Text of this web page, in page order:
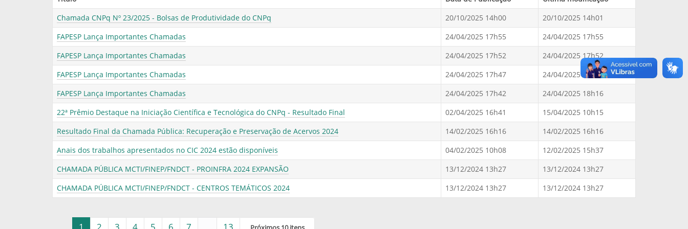
Chamada CNPq Nº 23/2025 - Bolsas de Produtividade do CNPq
20/10/2025 14h00
20/10/2025 14h01
FAPESP Lança Importantes Chamadas
24/04/2025 17h55
24/04/2025 17h55
FAPESP Lança Importantes Chamadas
24/04/2025 17h52
24/04/2025 17h52
FAPESP Lança Importantes Chamadas
24/04/2025 17h47
24/04/2025 17h47
FAPESP Lança Importantes Chamadas
24/04/2025 17h42
24/04/2025 18h16
22ª Prêmio Destaque na Iniciação Científica e Tecnológica do CNPq - Resultado Final
02/04/2025 16h41
15/04/2025 10h15
Resultado Final da Chamada Pública: Recuperação e Preservação de Acervos 2024
14/02/2025 16h16
14/02/2025 16h16
Anais dos trabalhos apresentados no CIC 2024 estão disponíveis
04/02/2025 10h08
12/02/2025 15h37
CHAMADA PÚBLICA MCTI/FINEP/FNDCT - PROINFRA 2024 EXPANSÃO
13/12/2024 13h27
13/12/2024 13h27
CHAMADA PÚBLICA MCTI/FINEP/FNDCT - CENTROS TEMÁTICOS 2024
13/12/2024 13h27 13/12/2024 13h27